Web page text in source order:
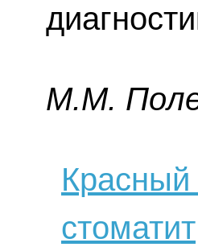
M.M.
стоматит